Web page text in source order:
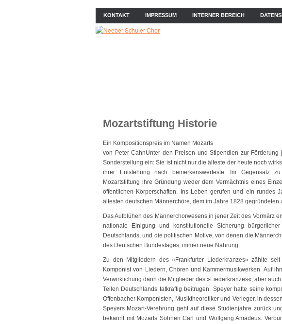
KONTAKT IMPRESSUM INTERNER BEREICH
Mozartstiftung Historie
Ein Kompositionspreis im Namen Mozarts
von Peter CahnUnter den Preisen und Stipendien zur
Sonderstellung ein: Sie ist nicht nur die älteste der heute noch
ihrer Entstehung nach bemerkenswerteste. Im Gegensatz
Mozartstiftung ihre Gründung weder dem Vermächtnis eines
öffentlichen Körperschaften. Ins Leben gerufen und ein rundes
ältesten deutschen Männerchöre, dem im Jahre 1828 gegründeten
Das Aufblühen des Männerchorwesens in jener Zeit des Vormärz
nationale Einigung und konstitutionelle Sicherung
Deutschlands, und die politischen Motive, von denen die
des Deutschen Bundestages, immer neue Nahrung.
Zu den Mitgliedern des »Frankfurter Liederkranzes« zählte
Komponist von Liedern, Chören und Kammermusikwerken. Auf
Verwirklichung dann die Mitglieder des »Liederkranzes«, aber
Teilen Deutschlands tatkräftig beitrugen. Speyer hatte seine
Offenbacher Komponisten, Musiktheoretiker und Verleger, in
Speyers Mozart-Verehrung geht auf diese Studienjahre zurück
bekannt mit Mozarts Söhnen Carl und Wolfgang Amadeus.